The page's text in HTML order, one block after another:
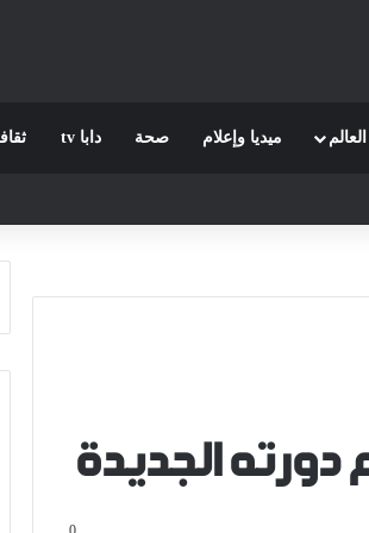
ميديا وإعلام صحة دابا tv
الجديدة